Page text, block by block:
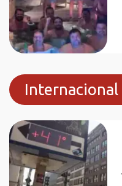
Internacional